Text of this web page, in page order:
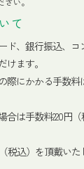
て
ド、銀行振込、
けます。
際にかかる手数料
合は手数料220円
税込）を頂戴いた